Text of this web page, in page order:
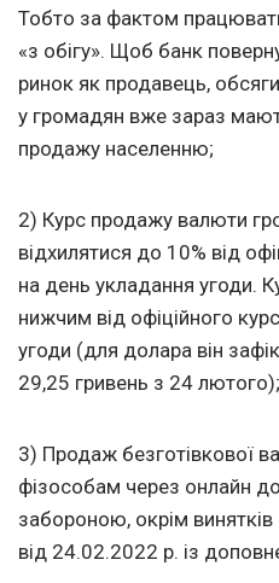
Тобто за фактом
«з обігу». Щоб банк
ринок як продавець,
у громадян вже зараз
продажу населенню;
2) Курс продажу валюти
відхилятися до 10% від
на день укладання угоди.
нижчим від офіційного
угоди (для долара він
29,25 гривень з 24 лютого);
3) Продаж безготівкової
фізособам через онлайн
забороною, окрім
від 24.02.2022 р. із